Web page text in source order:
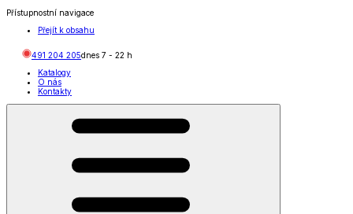
Přístupnostní navigace
Přejít k obsahu
491 204 205dnes 7 - 22 h
Katalogy
O nás
Kontakty